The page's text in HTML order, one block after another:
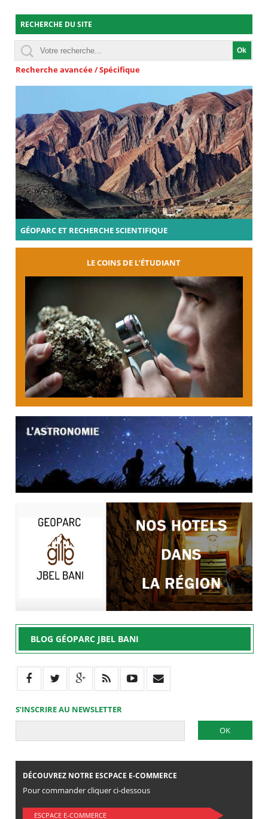
RECHERCHE DU SITE
Recherche avancée / Spécifique
GÉOPARC ET RECHERCHE SCIENTIFIQUE
LE COINS DE L’ÉTUDIANT
BLOG GÉOPARC JBEL BANI
S’INSCRIRE AU NEWSLETTER
DÉCOUVREZ NOTRE ESCPACE E-COMMERCE
Pour commander cliquer ci-dessous
ESCPACE E-COMMERCE